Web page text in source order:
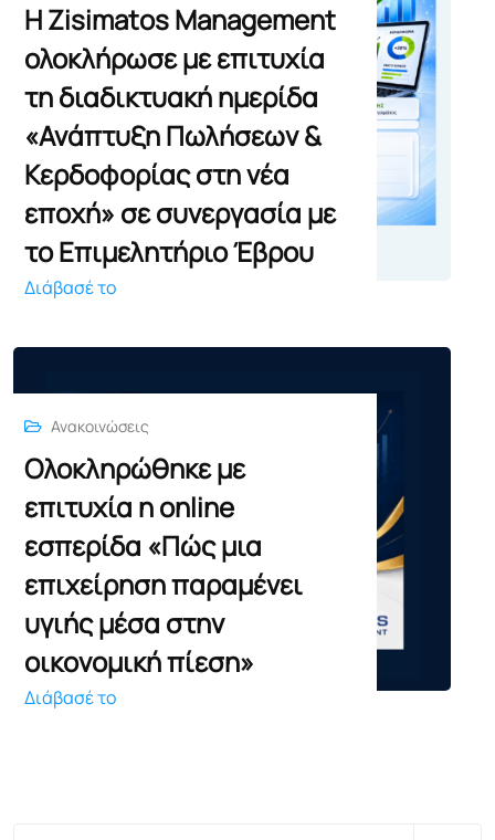
Η Zisimatos Management
ολοκλήρωσε με επιτυχία
τη διαδικτυακή ημερίδα
«Ανάπτυξη Πωλήσεων &
Κερδοφορίας στη νέα
εποχή» σε συνεργασία με
το Επιμελητήριο Έβρου
Διάβασέ το
Ανακοινώσεις
Ολοκληρώθηκε με
επιτυχία η online
εσπερίδα «Πώς μια
επιχείρηση παραμένει
υγιής μέσα στην
οικονομική πίεση»
Διάβασέ το